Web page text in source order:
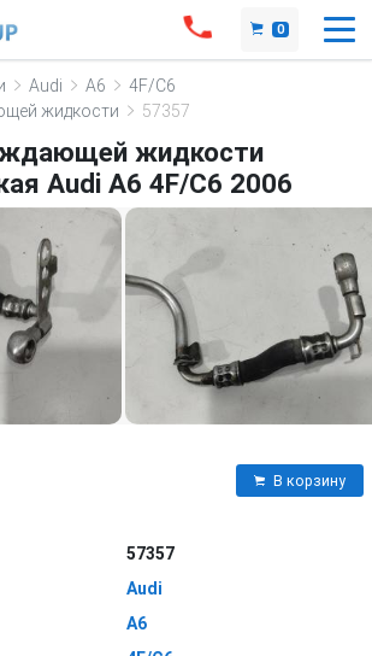
0
Audi A6
4F/C6
жидкости
57357
жидкости
Audi A6 4F/C6 2006
В корзину
57357
Audi
A6